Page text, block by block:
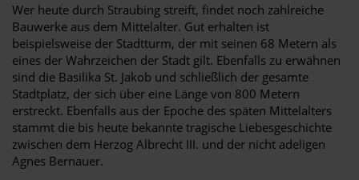
Wer heute durch Straubing streift, findet noch zahlreiche
Bauwerke aus dem Mittelalter. Gut erhalten ist
beispielsweise der Stadtturm, der mit seinen 68 Metern als
eines der Wahrzeichen der Stadt gilt. Ebenfalls zu erwähnen
sind die Basilika St. Jakob und schließlich der gesamte
Stadtplatz, der sich über eine Länge von 800 Metern
erstreckt. Ebenfalls aus der Epoche des späten Mittelalters
stammt die bis heute bekannte tragische Liebesgeschichte
zwischen dem Herzog Albrecht III. und der nicht adeligen
Agnes Bernauer.